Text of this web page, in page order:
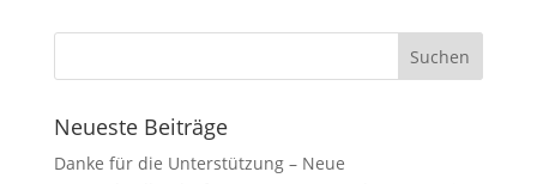
Neueste Beiträge
Danke für die Unterstützung – Neue